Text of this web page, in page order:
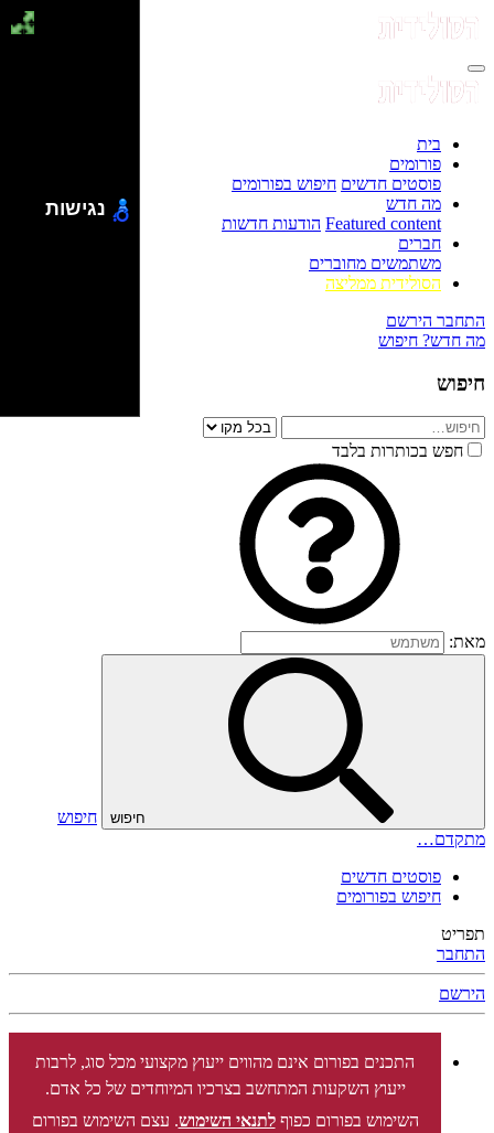
בית
פורומים
פוסטים חדשים חיפוש בפורומים
מה חדש
Featured content הודעות חדשות
חברים
משתמשים מחוברים
הסולידית ממליצה
התחבר הירשם
מה חדש? חיפוש
חיפוש
חפש בכותרות בלבד
מאת:
חיפוש
חיפוש
מתקדם…
פוסטים חדשים
חיפוש בפורומים
תפריט
התחבר
הירשם
התכנים בפורום אינם מהווים ייעוץ מקצועי מכל סוג, לרבות
ייעוץ השקעות המתחשב בצרכיו המיוחדים של כל אדם.
השימוש בפורום כפוףלתנאי השימוש. עצם השימוש בפורום
נגישות